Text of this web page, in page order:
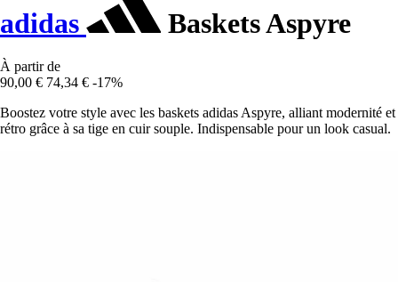
adidas Baskets Aspyre
À partir de
90,00 € 74,34 € -17%
Boostez votre style avec les baskets adidas Aspyre, alliant modernité et
rétro grâce à sa tige en cuir souple. Indispensable pour un look casual.